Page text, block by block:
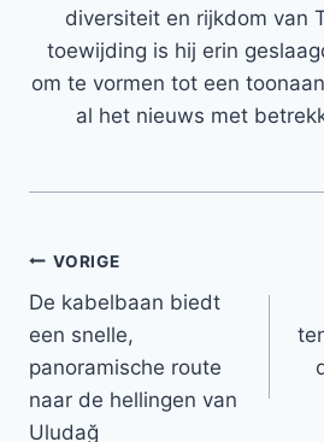
diversiteit en rijkdom van
toewijding is hij erin
om te vormen tot een
al het nieuws met
Bericht
navigatie
VORIGE
De kabelbaan biedt
een snelle,
panoramische route
naar de hellingen van
Uludağ